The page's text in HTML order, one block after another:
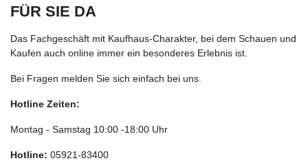
FÜR SIE DA
Das Fachgeschäft mit Kaufhaus-Charakter, bei dem Schauen und
Kaufen auch online immer ein besonderes Erlebnis ist.
Bei Fragen melden Sie sich einfach bei uns.
Hotline Zeiten:
Montag - Samstag 10:00 -18:00 Uhr
Hotline: 05921-83400